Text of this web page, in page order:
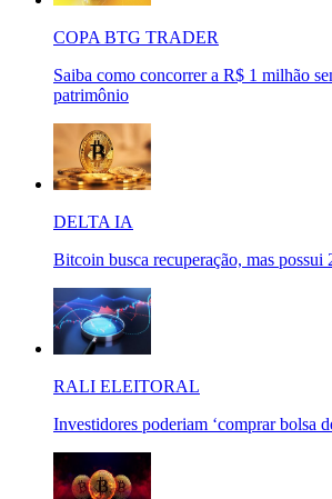
COPA BTG TRADER
Saiba como concorrer a R$ 1 milhão
patrimônio
DELTA IA
Bitcoin busca recuperação, mas possui
RALI ELEITORAL
Investidores poderiam ‘comprar bolsa